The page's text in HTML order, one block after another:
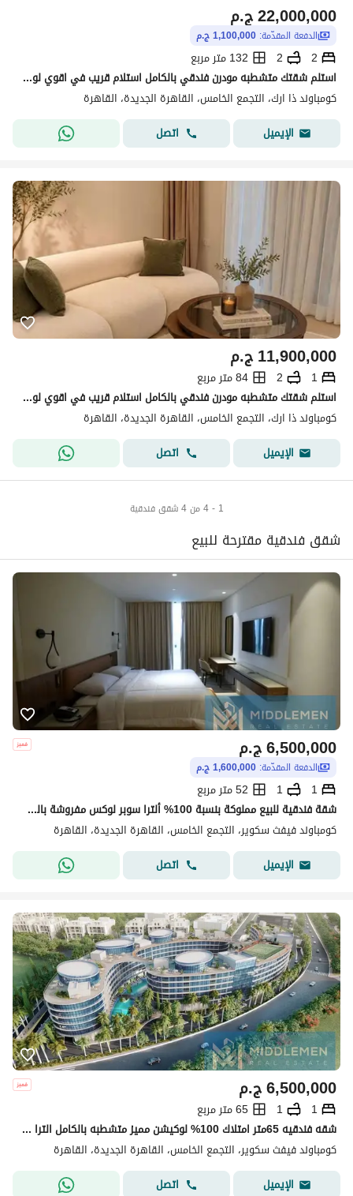
ج.م22,000,000
الدفعة المقدّمة: 1,100,000 ج.م
2
2
132 متر مربع
استلم شقتك متشطبه مودرن فندقي بالكامل استلام قريب في اقوي لوكيشن في التجمع الخامس | بمقدم و تقسيط | تقاطع محور محمد نجيب و التسعين الجنوبي
كومباوند ذا ارك، التجمع الخامس، القاهرة الجديدة، القاهرة
الإيميل
اتصل
ج.م11,900,000
1
2
84 متر مربع
استلم شقتك متشطبه مودرن فندقي بالكامل استلام قريب في اقوي لوكيشن في التجمع الخامس | بمقدم و تقسيط | تقاطع محور محمد نجيب و التسعين الجنوبي
كومباوند ذا ارك، التجمع الخامس، القاهرة الجديدة، القاهرة
الإيميل
اتصل
1 - 4 من 4 شقق فندقية
شقق فندقية مقترحة للبيع
ج.م6,500,000
الدفعة المقدّمة: 1,600,000 ج.م
1
1
52 متر مربع
شقة فندقية للبيع مملوكة بنسبة 100% ألترا سوبر لوكس مفروشة بالكامل بإطلالة على البحيرات واللاند سكيب فيفث سكوير مراسم Fifth square Al Marasem
كومباوند فيفث سكوير، التجمع الخامس، القاهرة الجديدة، القاهرة
الإيميل
اتصل
ج.م6,500,000
1
1
65 متر مربع
شقه فندقيه 65متر امتلاك 100% لوكيشن مميز متشطبه بالكامل الترا سوبر لوكس جاهزه للاستلام المراسم ليك ريزيدنس القاهره الجديده Marasem Lake Residence
كومباوند فيفث سكوير، التجمع الخامس، القاهرة الجديدة، القاهرة
الإيميل
اتصل